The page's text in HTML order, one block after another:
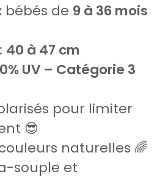
bébés de 9 à 36 mois
40 à 47 cm
UV – Catégorie 3
pour limiter
😎
naturelles 🌈
souple et